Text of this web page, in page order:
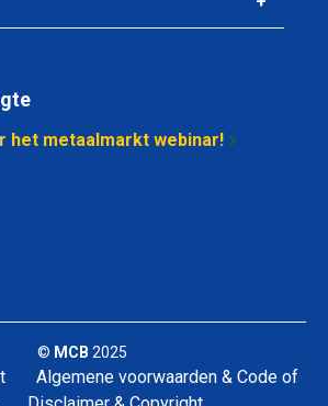
het metaalmarkt webinar!
© MCB 2025
Algemene voorwaarden & Code of